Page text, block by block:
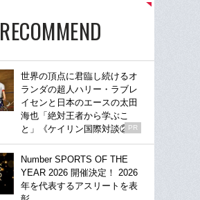
RECOMMEND
世界の頂点に君臨し続けるオ
ランダの超人ハリー・ラブレ
イセンと日本のエースの太田
海也「絶対王者から学ぶこ
と」《ケイリン国際対談②》
PR
Number SPORTS OF THE
YEAR 2026 開催決定！ 2026
年を代表するアスリートを表